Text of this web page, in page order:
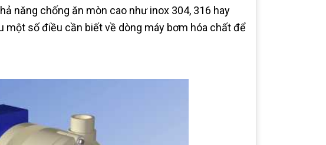
năng chống ăn mòn cao như inox 304, 316 hay
một số điều cần biết về dòng máy bơm hóa chất để